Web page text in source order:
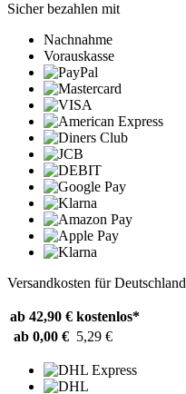
Sicher bezahlen mit
Nachnahme
Vorauskasse
Versandkosten für Deutschland
ab 42,90 € kostenlos*
ab 0,00 € 5,29 €